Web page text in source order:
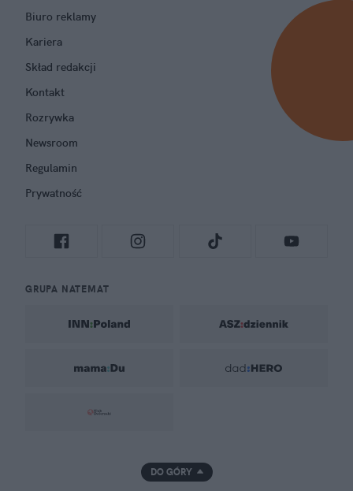
Biuro reklamy
Kariera
Skład redakcji
Kontakt
Rozrywka
Newsroom
Regulamin
Prywatność
GRUPA NATEMAT
DO GÓRY